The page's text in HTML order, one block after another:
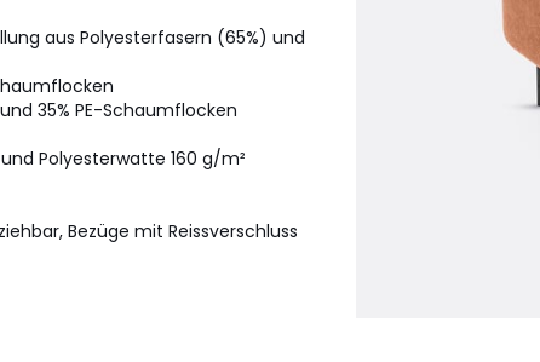
aus Polyesterfasern (65%) und
35% PE-Schaumflocken
Polyesterwatte 160 g/m²
Bezüge mit Reissverschluss